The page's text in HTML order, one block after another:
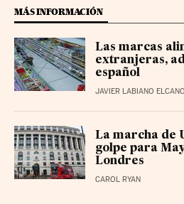
MÁS INFORMACIÓN
Las marcas
extranjeras,
español
JAVIER LABIANO ELCANO
La marcha de
golpe para
Londres
CAROL RYAN